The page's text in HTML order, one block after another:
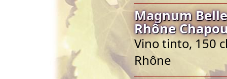
Magnum
Rhône
Vino tinto, 150
Rhône